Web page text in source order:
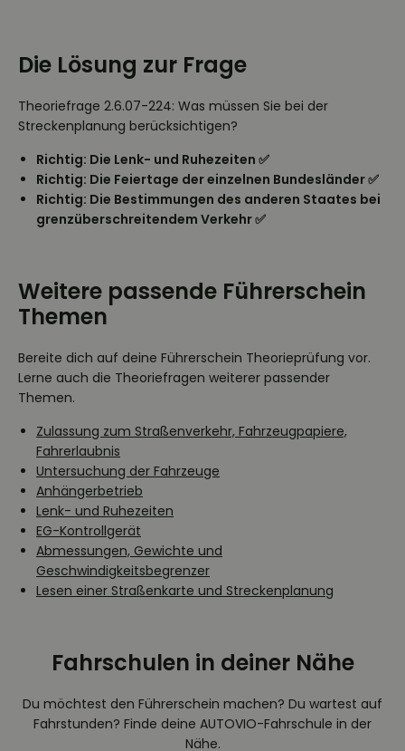
Die Lösung zur Frage
Theoriefrage 2.6.07-224: Was müssen Sie bei der
Streckenplanung berücksichtigen?
Richtig: Die Lenk- und Ruhezeiten ✅
Richtig: Die Feiertage der einzelnen Bundesländer ✅
Richtig: Die Bestimmungen des anderen Staates bei
grenzüberschreitendem Verkehr ✅
Weitere passende Führerschein
Themen
Bereite dich auf deine Führerschein Theorieprüfung vor.
Lerne auch die Theoriefragen weiterer passender
Themen.
Zulassung zum Straßenverkehr, Fahrzeugpapiere,
Fahrerlaubnis
Untersuchung der Fahrzeuge
Anhängerbetrieb
Lenk- und Ruhezeiten
EG-Kontrollgerät
Abmessungen, Gewichte und
Geschwindigkeitsbegrenzer
Lesen einer Straßenkarte und Streckenplanung
Fahrschulen in deiner Nähe
Du möchtest den Führerschein machen? Du wartest auf
Fahrstunden? Finde deine AUTOVIO-Fahrschule in der
Nähe.